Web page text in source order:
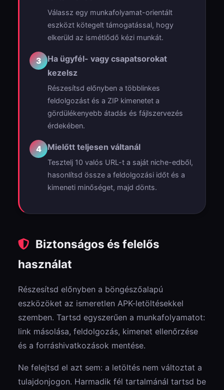
Válassz egy munkafolyamat-orientált
eszközt kötegelt támogatással, hogy
elkerüld az ismétlődő kézi munkát.
3
Ha ügyfél- vagy csapatsorokat
kezelsz
Részesítsd előnyben a többlinkes
feldolgozást és a ZIP kimenetet a
gördülékenyebb átadás és fájlszervezés
érdekében.
4 Mielőtt teljesen váltanál
Tesztelj 10 valós URL-t a saját niche-edből,
hasonlítsd össze a feldolgozási időt és a
kimeneti minőséget, majd dönts.
Biztonságos és felelős
használat
Részesítsd előnyben a böngészőalapú
eszközöket az ismeretlen APK-letöltésekkel
szemben. Tartsd egyszerűen a munkafolyamatot:
link másolása, feldolgozás, kimenet ellenőrzése
és a forráshivatkozások mentése.
Ne felejtsd el azt sem: a letöltés nem változtat a
tulajdonjogon. Harmadik fél tartalmánál tartsd be